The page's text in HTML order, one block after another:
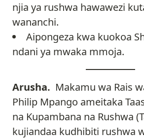
njia ya rushwa hawawezi
wananchi.
Aipongeza kwa kuokoa
ndani ya mwaka mmoja.
Arusha. Makamu wa Rais
Philip Mpango ameitaka
na Kupambana na Rushwa
kujiandaa kudhibiti rushwa